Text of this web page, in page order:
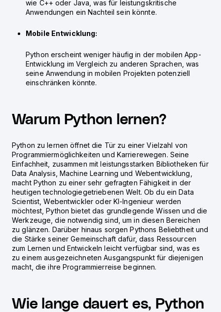
wie C++ oder Java, was für leistungskritische
Anwendungen ein Nachteil sein könnte.
Mobile Entwicklung:
Python erscheint weniger häufig in der mobilen App-
Entwicklung im Vergleich zu anderen Sprachen, was
seine Anwendung in mobilen Projekten potenziell
einschränken könnte.
Warum Python lernen?
Python zu lernen öffnet die Tür zu einer Vielzahl von
Programmiermöglichkeiten und Karrierewegen. Seine
Einfachheit, zusammen mit leistungsstarken Bibliotheken für
Data Analysis, Machine Learning und Webentwicklung,
macht Python zu einer sehr gefragten Fähigkeit in der
heutigen technologiegetriebenen Welt. Ob du ein Data
Scientist, Webentwickler oder KI-Ingenieur werden
möchtest, Python bietet das grundlegende Wissen und die
Werkzeuge, die notwendig sind, um in diesen Bereichen
zu glänzen. Darüber hinaus sorgen Pythons Beliebtheit und
die Stärke seiner Gemeinschaft dafür, dass Ressourcen
zum Lernen und Entwickeln leicht verfügbar sind, was es
zu einem ausgezeichneten Ausgangspunkt für diejenigen
macht, die ihre Programmierreise beginnen.
Wie lange dauert es, Python